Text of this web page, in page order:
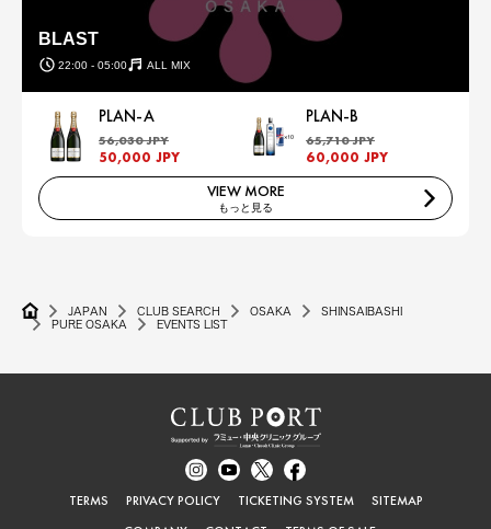
BLAST
22:00 - 05:00 ALL MIX
PLAN-A
56,030 JPY
50,000 JPY
PLAN-B
65,710 JPY
60,000 JPY
VIEW MORE
もっと見る
JAPAN CLUB SEARCH OSAKA
SHINSAIBASHI
PURE OSAKA
EVENTS LIST
TERMS PRIVACY POLICY TICKETING SYSTEM
SITEMAP